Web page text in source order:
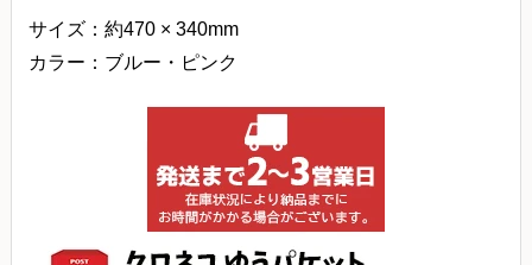
サイズ：約470 × 340mm
カラー：ブルー・ピンク